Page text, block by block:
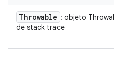
Throwable : objeto
de stack trace